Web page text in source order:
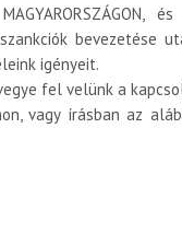
bevezetése
igényeit.
fel velünk a
vagy írásban az